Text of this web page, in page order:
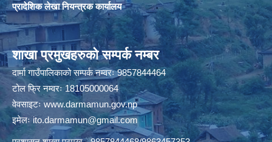
प्रादेशिक लेखा नियन्त्रक कार्यालय
शाखा प्रमुखहरुको सम्पर्क नम्बर
दार्मा गाउँपालिकाको सम्पर्क नम्वरः 9857844464
टोल फ्रि नम्वरः 18105000064
वेवसाइटःwww.darmamun.gov.np
इमेलःito.darmamun@gmail.com